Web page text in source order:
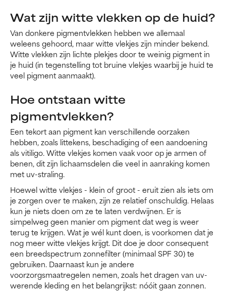
Wat zijn witte vlekken op de huid?
Van donkere pigmentvlekken hebben we allemaal
weleens gehoord, maar witte vlekjes zijn minder bekend.
Witte vlekken zijn lichte plekjes door te weinig pigment in
je huid (in tegenstelling tot bruine vlekjes waarbij je huid te
veel pigment aanmaakt).
Hoe ontstaan witte
pigmentvlekken?
Een tekort aan pigment kan verschillende oorzaken
hebben, zoals littekens, beschadiging of een aandoening
als vitiligo. Witte vlekjes komen vaak voor op je armen of
benen, dit zijn lichaamsdelen die veel in aanraking komen
met uv-straling.
Hoewel witte vlekjes - klein of groot - eruit zien als iets om
je zorgen over te maken, zijn ze relatief onschuldig. Helaas
kun je niets doen om ze te laten verdwijnen. Er is
simpelweg geen manier om pigment dat weg is weer
terug te krijgen. Wat je wél kunt doen, is voorkomen dat je
nog meer witte vlekjes krijgt. Dit doe je door consequent
een breedspectrum zonnefilter (minimaal SPF 30) te
gebruiken. Daarnaast kun je andere
voorzorgsmaatregelen nemen, zoals het dragen van uv-
werende kleding en het belangrijkst: nóóit gaan zonnen.